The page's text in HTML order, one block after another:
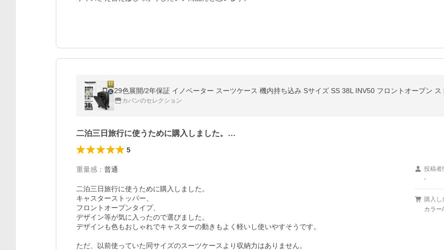
29色展開/2年保証 イノベーター スーツケース 機内持ち込み Sサイズ SS 38L INV50 フロントオープン
カバンのセレクション
二泊三日旅行に使うために購入しました。…
5
重量感 ： 普通
二泊三日旅行に使うために購入しました。
キャスターストッパー、
フロントオープンタイプ、
デザイン等が気に入ったので選びました。
デザインも色もおしゃれでキャスターの動きもよく軽いし使いやすそうです。
ただ、以前使っていた同サイズのスーツケースより収納力はありません。
投稿者
-
購入し
カラー